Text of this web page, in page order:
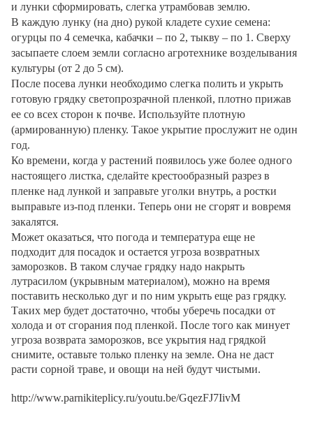
и лунки сформировать, слегка утрамбовав землю.
В каждую лунку (на дно) рукой кладете сухие семена:
огурцы по 4 семечка, кабачки – по 2, тыкву – по 1. Сверху
засыпаете слоем земли согласно агротехнике возделывания
культуры (от 2 до 5 см).
После посева лунки необходимо слегка полить и укрыть
готовую грядку светопрозрачной пленкой, плотно прижав
ее со всех сторон к почве. Используйте плотную
(армированную) пленку. Такое укрытие прослужит не один
год.
Ко времени, когда у растений появилось уже более одного
настоящего листка, сделайте крестообразный разрез в
пленке над лункой и заправьте уголки внутрь, а ростки
выправьте из-под пленки. Теперь они не сгорят и вовремя
закалятся.
Может оказаться, что погода и температура еще не
подходит для посадок и остается угроза возвратных
заморозков. В таком случае грядку надо накрыть
лутрасилом (укрывным материалом), можно на время
поставить несколько дуг и по ним укрыть еще раз грядку.
Таких мер будет достаточно, чтобы уберечь посадки от
холода и от сгорания под пленкой. После того как минует
угроза возврата заморозков, все укрытия над грядкой
снимите, оставьте только пленку на земле. Она не даст
расти сорной траве, и овощи на ней будут чистыми.
http://www.parnikiteplicy.ru/youtu.be/GqezFJ7IivM